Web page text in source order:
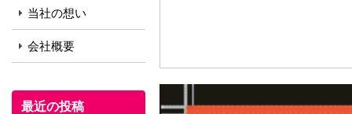
当社の想い
会社概要
最近の投稿